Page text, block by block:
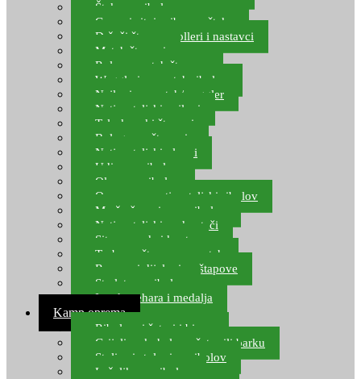
Šteke za ribolov
Gume i sitni pribor za šteku
Držači štapova rolleri i nastavci
Match štapovi
Role za match štapove
Waggleri za match ribolov
Najloni za match/waggler
Natjecateljski najloni
Teleskopski štapovi
Bolognese štapovi
Natjecateljski plovci
Udice za ribolov
Olovo za ribolov
Oprema za natjecateljski ribolov
Mreže čuvarice za ribolov
Natjecateljski podmetači
Sito, posude i kante
Torbe za štapove – match
Rezervni dijelovi za štapove
Starlete za ribolov
Izrada pehara i medalja
Kamp oprema
Ribolovni šatori i bivvy
Grijalice, kuhala za šator ili barku
Stolice i stolovi za ribolov
Ležaljke za ribolov